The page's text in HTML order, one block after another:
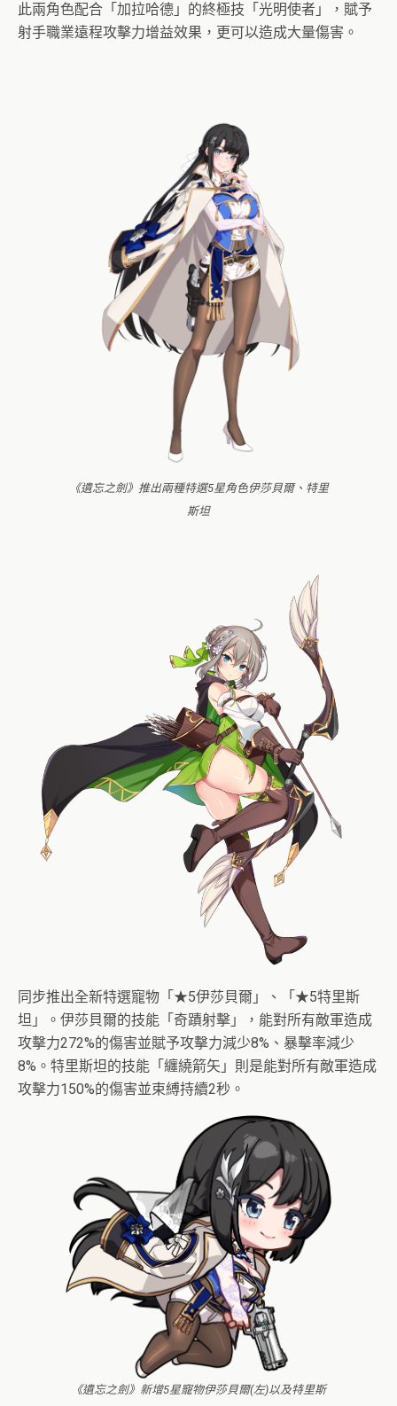
此兩角色配合「加拉哈德」的終極技「光明使者」，賦予
射手職業遠程攻擊力增益效果，更可以造成大量傷害。
《遺忘之劍》推出兩種特選5星角色伊莎貝爾、特里
斯坦
同步推出全新特選寵物「★5伊莎貝爾」、「★5特里斯
坦」。伊莎貝爾的技能「奇蹟射擊」，能對所有敵軍造成
攻擊力272%的傷害並賦予攻擊力減少8%、暴擊率減少
8%。特里斯坦的技能「纏繞箭矢」則是能對所有敵軍造成
攻擊力150%的傷害並束縛持續2秒。
《遺忘之劍》新增5星寵物伊莎貝爾(左)以及特里斯